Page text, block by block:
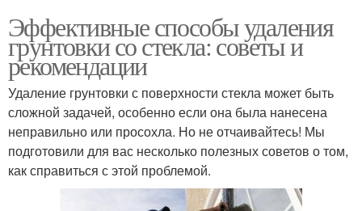
Эффективные способы удаления
грунтовки со стекла: советы и
рекомендации
Удаление грунтовки с поверхности стекла может быть
сложной задачей, особенно если она была нанесена
неправильно или просохла. Но не отчаивайтесь! Мы
подготовили для вас несколько полезных советов о том,
как справиться с этой проблемой.